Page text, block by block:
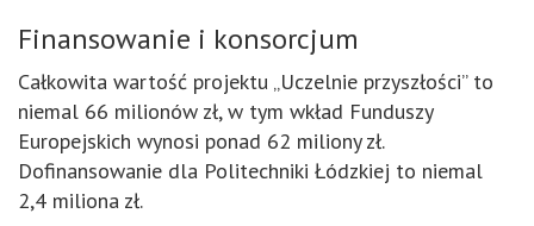
Finansowanie i konsorcjum
Całkowita wartość projektu „Uczelnie przyszłości” to
niemal 66 milionów zł, w tym wkład Funduszy
Europejskich wynosi ponad 62 miliony zł.
Dofinansowanie dla Politechniki Łódzkiej to niemal
2,4 miliona zł.